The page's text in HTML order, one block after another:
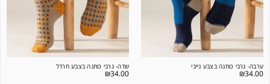
ערבה- גרבי כותנה בצבע נייבי
₪34.00
שדה- גרבי כותנה בצבע חרדל
₪34.00